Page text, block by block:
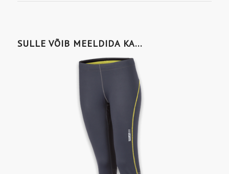
SULLE VÕIB MEELDIDA KA…